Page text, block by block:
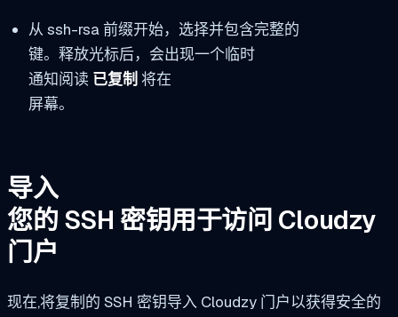
从 ssh-rsa 前缀开始，选择并包含完整的
键。释放光标后，会出现一个临时
通知阅读 已复制 将在
屏幕。
导入
您的 SSH 密钥用于访问 Cloudzy
门户
现在,将复制的 SSH 密钥导入 Cloudzy 门户以获得安全的